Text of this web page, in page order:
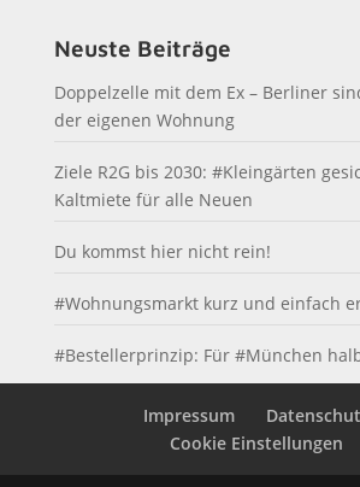
Neuste Beiträge
Doppelzelle mit dem Ex – Berliner
der eigenen Wohnung
Ziele R2G bis 2030: #Kleingärten
Kaltmiete für alle Neuen
Du kommst hier nicht rein!
#Wohnungsmarkt kurz und einfach
#Bestellerprinzip: Für #München
Impressum
Cookie Einstellungen